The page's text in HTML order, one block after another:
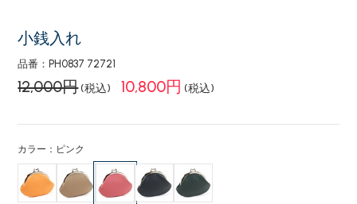
小銭入れ
品番：PH0837 72721
12,000円(税込) 10,800円 (税込)
カラー：ピンク